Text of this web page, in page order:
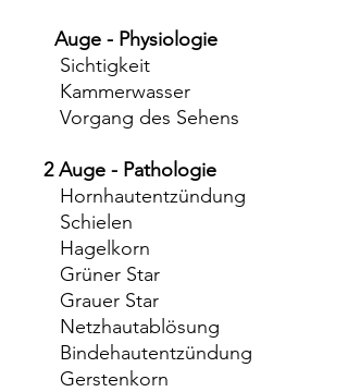
Auge - Physiologie
Sichtigkeit
Kammerwasser
Vorgang des Sehens
2 Auge - Pathologie
Hornhautentzündung
Schielen
Hagelkorn
Grüner Star
Grauer Star
Netzhautablösung
Bindehautentzündung
Gerstenkorn